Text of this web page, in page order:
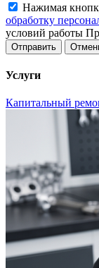
Нажимая
обработку
условий работы
Услуги
Капитальный